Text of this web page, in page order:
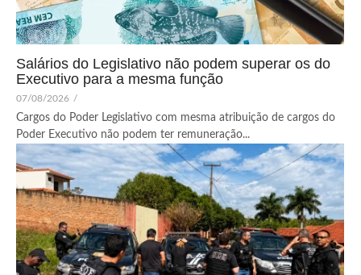
Salários do Legislativo não podem superar os do
Executivo para a mesma função
07/08/2026 /
Cargos do Poder Legislativo com mesma atribuição de cargos do
Poder Executivo não podem ter remuneração...